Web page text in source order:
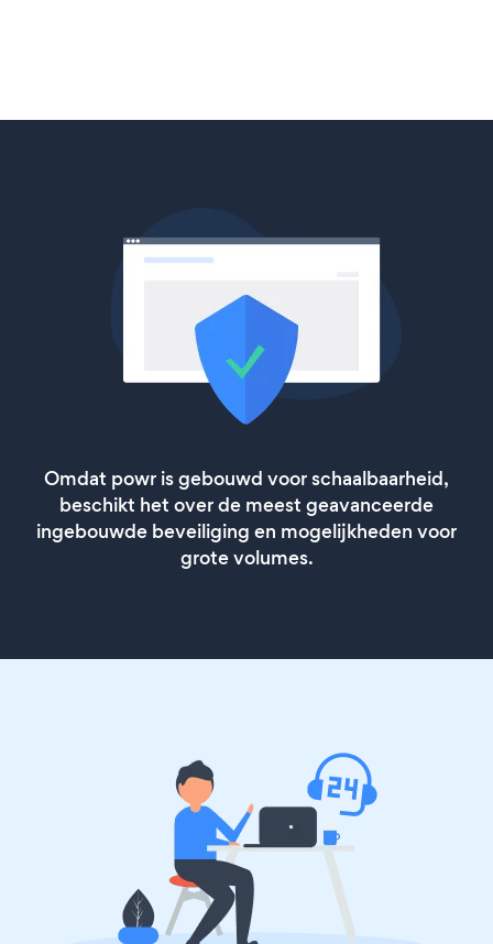
Omdat powr is gebouwd voor schaalbaarheid,
beschikt het over de meest geavanceerde
ingebouwde beveiliging en mogelijkheden voor
grote volumes.